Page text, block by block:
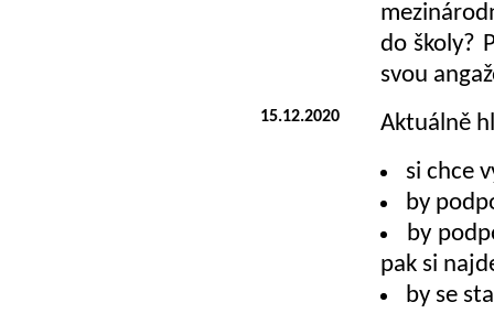
15.12.2020
do školy?
svou
Aktuálně
si chce
by
by
pak si
by se